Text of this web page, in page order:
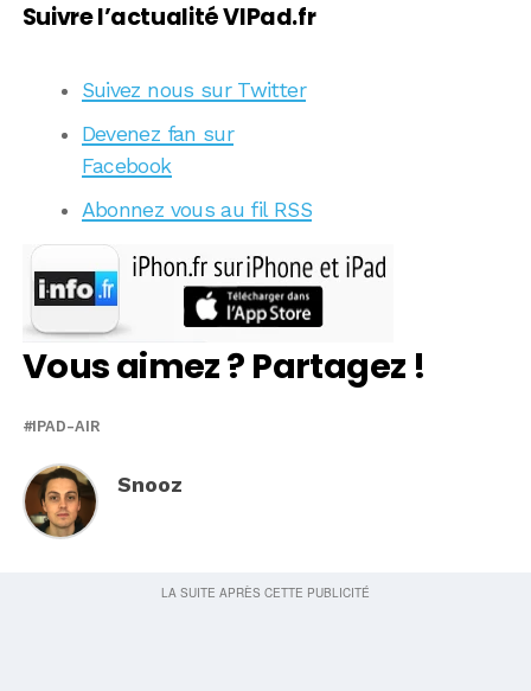
Suivre l’actualité VIPad.fr
Suivez nous sur Twitter
Devenez fan sur
Facebook
Abonnez vous au fil RSS
Vous aimez ? Partagez !
IPAD-AIR
Snooz